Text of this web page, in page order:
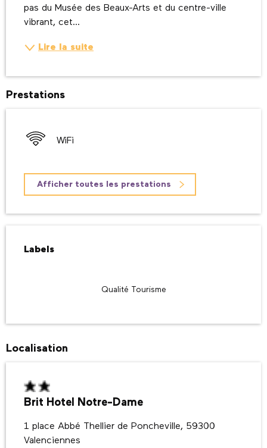
pas du Musée des Beaux-Arts et du centre-ville
vibrant, cet...
Lire la suite
Prestations
WiFi
Afficher toutes les prestations
Labels
Labels
Qualité Tourisme
Localisation
Brit Hotel Notre-Dame
1 place Abbé Thellier de Poncheville, 59300
Valenciennes